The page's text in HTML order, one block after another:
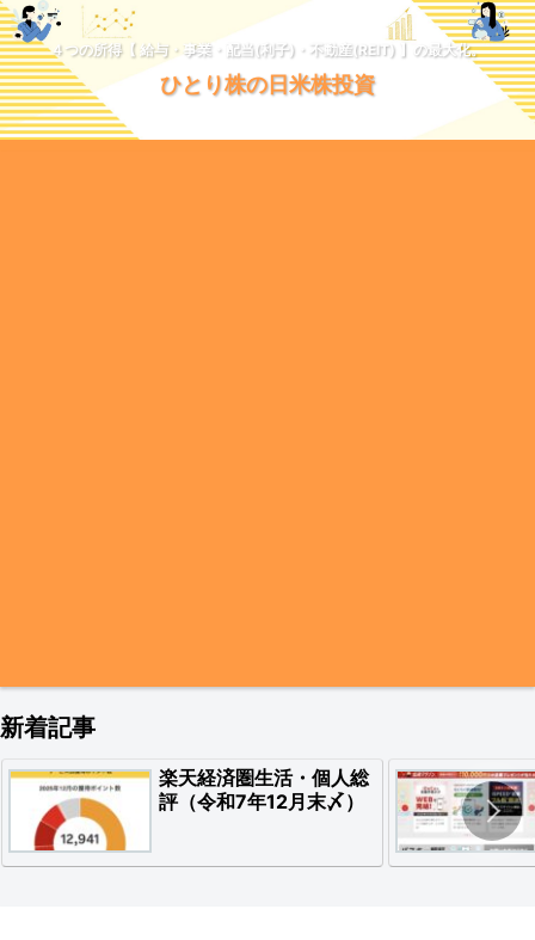
４つの所得【 給与・事業・配当(利子)・不動産(REIT) 】の最大化。
ひとり株の日米株投資
新着記事
楽天経済圏生活・個人総
評（令和7年12月末〆）